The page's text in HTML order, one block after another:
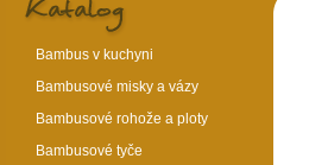
Bambus v kuchyni
Bambusové misky a vázy
Bambusové rohože a ploty
Bambusové tyče